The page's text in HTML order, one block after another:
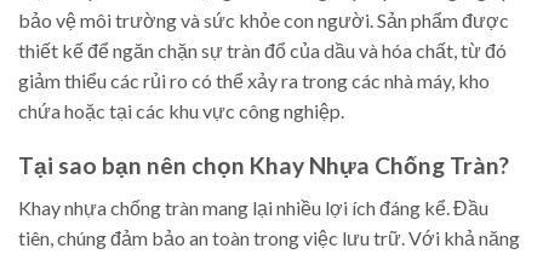
bảo vệ môi trường và sức khỏe con người. Sản phẩm được
thiết kế để ngăn chặn sự tràn đổ của dầu và hóa chất, từ đó
giảm thiểu các rủi ro có thể xảy ra trong các nhà máy, kho
chứa hoặc tại các khu vực công nghiệp.
Tại sao bạn nên chọn Khay Nhựa Chống Tràn?
Khay nhựa chống tràn mang lại nhiều lợi ích đáng kể. Đầu
tiên, chúng đảm bảo an toàn trong việc lưu trữ. Với khả năng